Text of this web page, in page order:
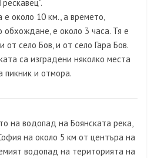
около 10 км., а времето,
е около 3 часа. Тя е
от село Бов, и от село Гара Бов.
са изградени няколко места
пикник и отмора.
на водопад на Боянската река,
на около 5 км от центъра на
водопад на територията на